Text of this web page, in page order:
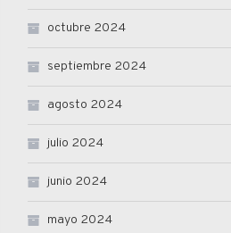
octubre 2024
septiembre 2024
agosto 2024
julio 2024
junio 2024
mayo 2024